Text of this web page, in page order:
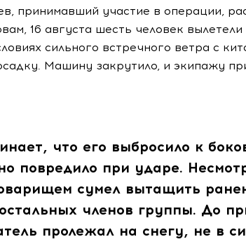
принимавший участие в операции,
16 августа шесть человек
сильного встречного ветра с
Машину закрутило, и экипажу
что его выбросило к
повредило при ударе.
сумел вытащить
членов группы. До
пролежал на снегу, не в